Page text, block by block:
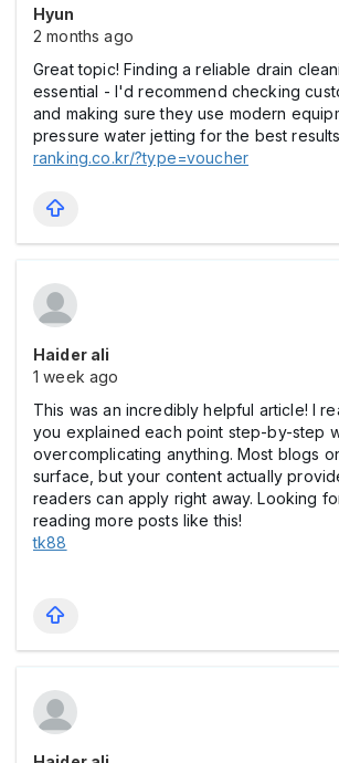
Hyun
2 months ago
Great topic! Finding a reliable drain
essential - I'd recommend checking
and making sure they use modern
pressure water jetting for the best
ranking.co.kr/?type=voucher
Haider ali
1 week ago
This was an incredibly helpful article! I
you explained each point step-by-step
overcomplicating anything. Most blogs
surface, but your content actually
readers can apply right away. Looking
reading more posts like this!
tk88